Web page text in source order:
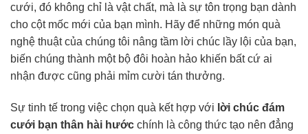
cưới, đó không chỉ là vật chất, mà là sự tôn trọng bạn dành
cho cột mốc mới của bạn mình. Hãy để những món quà
nghệ thuật của chúng tôi nâng tầm lời chúc lầy lội của bạn,
biến chúng thành một bộ đôi hoàn hảo khiến bất cứ ai
nhận được cũng phải mỉm cười tán thưởng.
Sự tinh tế trong việc chọn quà kết hợp với lời chúc đám
cưới bạn thân hài hước chính là công thức tạo nên đẳng